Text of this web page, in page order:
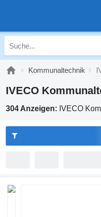
Kommunaltechnik
IVECO
304 Anzeigen: IVECO